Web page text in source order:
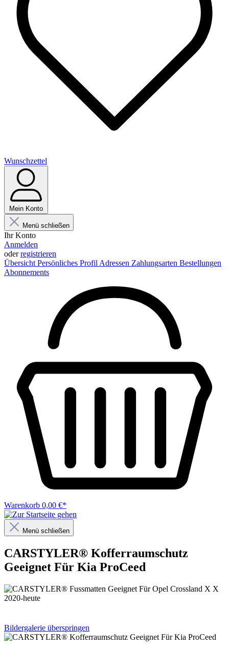
Wunschzettel
Mein Konto
Menü schließen
Ihr Konto
Anmelden
oderregistrieren
Übersicht Persönliches Profil Adressen Zahlungsarten Bestellungen
Abonnements
Warenkorb 0,00 €*
Menü schließen
CARSTYLER® Kofferraumschutz
Geeignet Für Kia ProCeed
Bildergalerie überspringen